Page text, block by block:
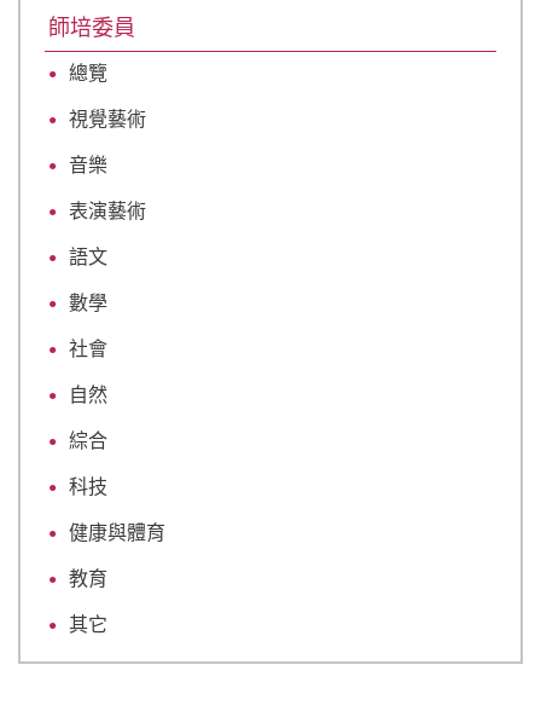
師培委員
總覽
視覺藝術
音樂
表演藝術
語文
數學
社會
自然
綜合
科技
健康與體育
教育
其它